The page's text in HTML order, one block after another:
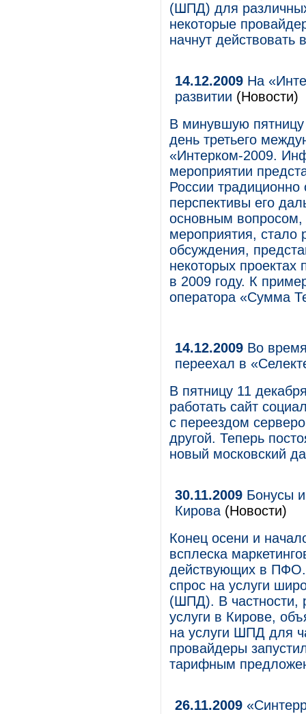
(ШПД) для различных
некоторые
начнут
14.12.2009 На
развитии (Новости)
В минувшую пятницу
день третьего
«Интерком-2009.
мероприятии
России
перспективы его
основным вопросом,
мероприятия, стало
обсуждения,
некоторых проектах
в 2009 году. К
оператора «Сумма
14.12.2009 Во
переехал в
В пятницу 11
работать сайт
с переездом
другой. Теперь
новый московский
30.11.2009 Бонусы
Кирова (Новости)
Конец осени и
всплеска
действующих в ПФО.
спрос на услуги
(ШПД). В частности,
услуги в Кирове,
на услуги ШПД для
провайдеры
тарифным
26.11.2009